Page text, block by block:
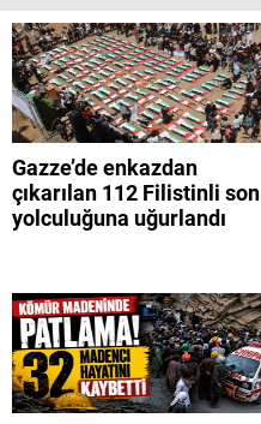
Gazze’de enkazdan
çıkarılan 112 Filistinli son
yolculuğuna uğurlandı